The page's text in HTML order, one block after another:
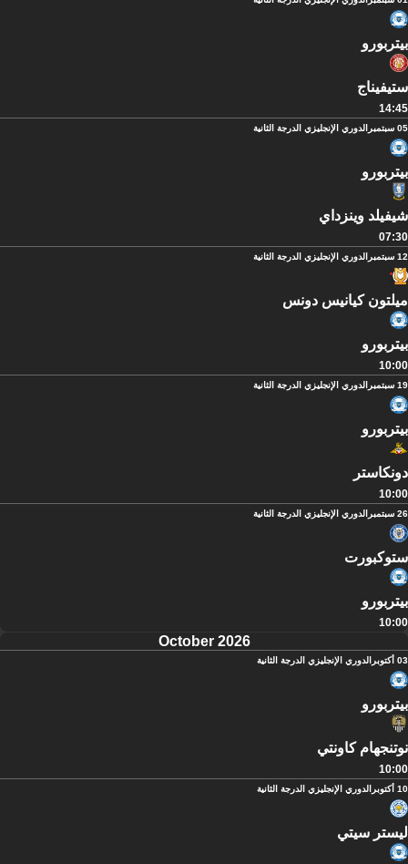
بيتربورو
ستيفيناج
14:45
05 سبتمبر الدوري الإنجليزي الدرجة الثانية
بيتربورو
شيفيلد وينزداي
07:30
12 سبتمبر الدوري الإنجليزي الدرجة الثانية
ميلتون كيانيس دونس
بيتربورو
10:00
19 سبتمبر الدوري الإنجليزي الدرجة الثانية
بيتربورو
دونكاستر
10:00
26 سبتمبر الدوري الإنجليزي الدرجة الثانية
ستوكبورت
بيتربورو
10:00
October 2026
03 أكتوبر الدوري الإنجليزي الدرجة الثانية
بيتربورو
نوتنجهام كاونتي
10:00
10 أكتوبر الدوري الإنجليزي الدرجة الثانية
ليستر سيتي